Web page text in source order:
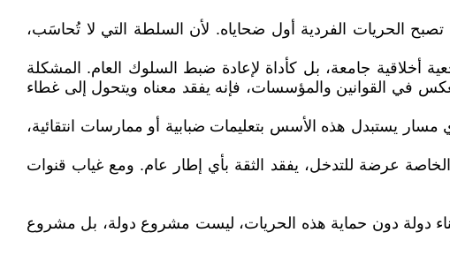
الحريات الفردية أول ضحاياه. لأن السلطة التي لا تُحاسَب،
أخلاقية جامعة، بل كأداة لإعادة ضبط السلوك العام. المشكلة
في القوانين والمؤسسات، فإنه يفقد معناه ويتحول إلى غطاء
مسار يستبدل هذه الأسس بتعليمات ضبابية أو ممارسات انتقائية،
عرضة للتدخل، يفقد الثقة بأي إطار عام. ومع غياب قنوات
دولة دون حماية هذه الحريات، ليست مشروع دولة، بل مشروع